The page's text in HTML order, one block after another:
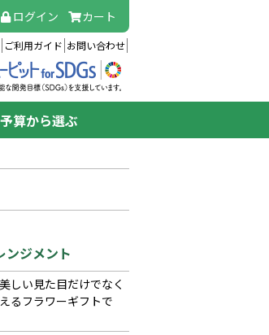
ログイン カート
ご利用ガイド お問い合わせ
予算から選ぶ
ンジメント
しい見た目だけでなく
るフラワーギフトで